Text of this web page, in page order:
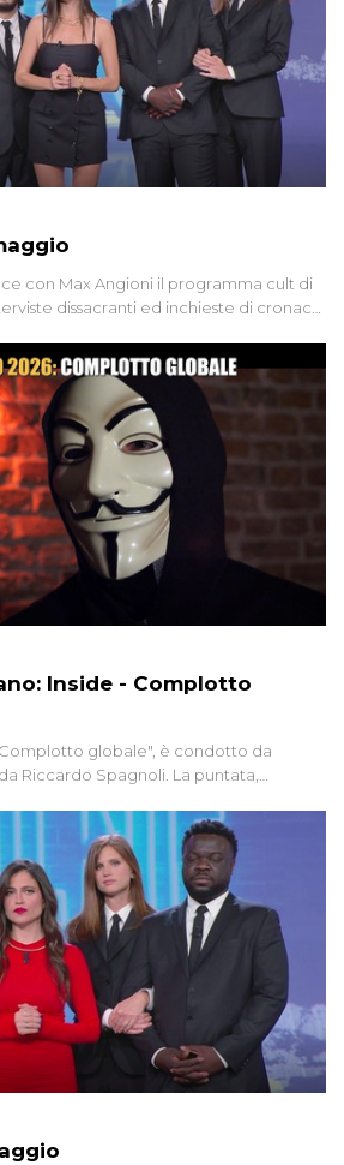
Romano, realizzata ne...
con Max Angioni il programma cult di
dissacranti ed inchieste di cronaca
Inside - Complotto
globale", è condotto da
Riccardo Spagnoli. La puntata,
narrazioni alternative, dei sospetti
che negli ultimi anni hanno invaso
piazze digitali e immaginario collettivo.